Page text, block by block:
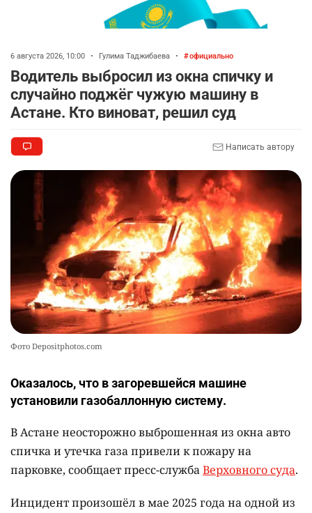
6 августа 2026, 10:00 • Гулима Таджибаева • официально
Водитель выбросил из окна спичку и
случайно поджёг чужую машину в
Астане. Кто виноват, решил суд
Написать автору
Фото Depositphotos.com
Оказалось, что в загоревшейся машине
установили газобаллонную систему.
В Астане неосторожно выброшенная из окна авто
спичка и утечка газа привели к пожару на
парковке, сообщает пресс-службаВерховного суда.
Инцидент произошёл в мае 2025 года на одной из